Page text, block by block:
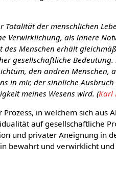
Totalität der menschlichen
Verwirklichung, als innere
Menschen erhält
gesellschaftliche Bedeutung.
den andren Menschen,
in mir, der sinnliche
meines Wesens wird. (Karl
in welchem sich aus
auf gesellschaftliche
und privater Aneignung in
bewahrt und verwirklicht